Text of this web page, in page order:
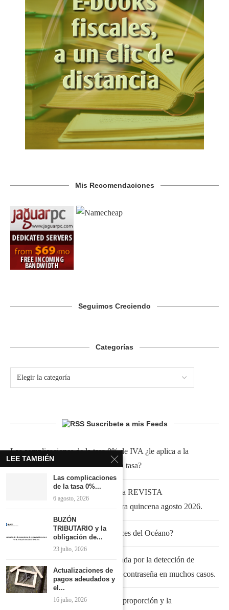
Mis Recomendaciones
Seguimos Creciendo
Categorías
Suscribete a mis Feeds
Las complicaciones de la tasa 0% de IVA ¿le aplica a la
enajenación de semen animal dicha tasa?
Presentación de la edición 206 de la REVISTA
ACTUALIZANDOME.COM, 1era quincena agosto 2026.
¿Por qué nunca comemos otros peces del Océano?
Siguen los casos de cuenta bloqueada por la detección de
intrusos, no dejando usar efirma ni contraseña en muchos casos.
El caso del IVA acreditable ante la proporción y la
LEE TAMBIÉN
Las complicaciones
de la tasa 0%...
6 agosto, 2026
BUZÓN
TRIBUTARIO y la
obligación de...
23 julio, 2026
Actualizaciones de
pagos adeudados y
el...
16 julio, 2026